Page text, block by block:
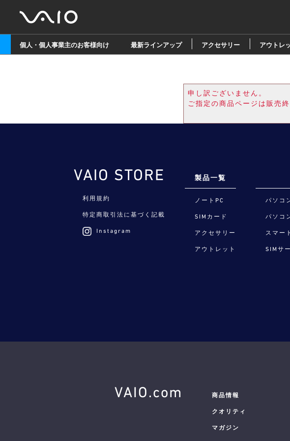
個人・個人事業主のお客様向け 最新ラインアップ アクセサリー アウトレ
申し訳ございません。
ご指定の商品ページは販売
VAIO STORE
利用規約
特定商取引法に基づく記載
Instagram
製品一覧
ノートPC
SIMカード
アクセサリー
アウトレット
パソコ
パソコ
スマー
SIMサ
VAIO.com 商品情報
クオリティ
マガジン